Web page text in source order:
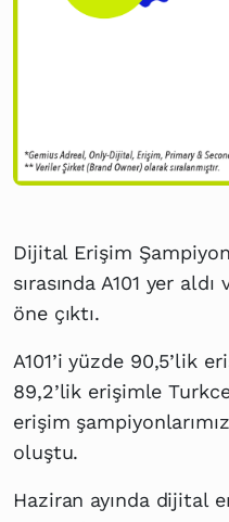
Dijital Erişim
sırasında A101 yer
öne çıktı.
A101’i yüzde 90,5’lik
89,2’lik erişimle
erişim
oluştu.
Haziran ayında dijital